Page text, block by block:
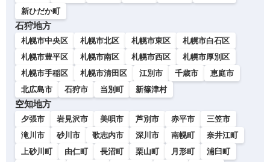
新ひだか町
石狩地方
札幌市中央区 札幌市北区 札幌市東区
札幌市白石区
札幌市豊平区
札幌市南区 札幌市西区
札幌市厚別区
札幌市手稲区
札幌市清田区 江別市 千歳市
恵庭市
北広島市
石狩市 当別町 新篠津村
空知地方
夕張市 岩見沢市 美唄市 芦別市 赤平市
三笠市
滝川市
砂川市 歌志内市 深川市 南幌町
奈井江町
上砂川町
由仁町 長沼町 栗山町 月形町
浦臼町